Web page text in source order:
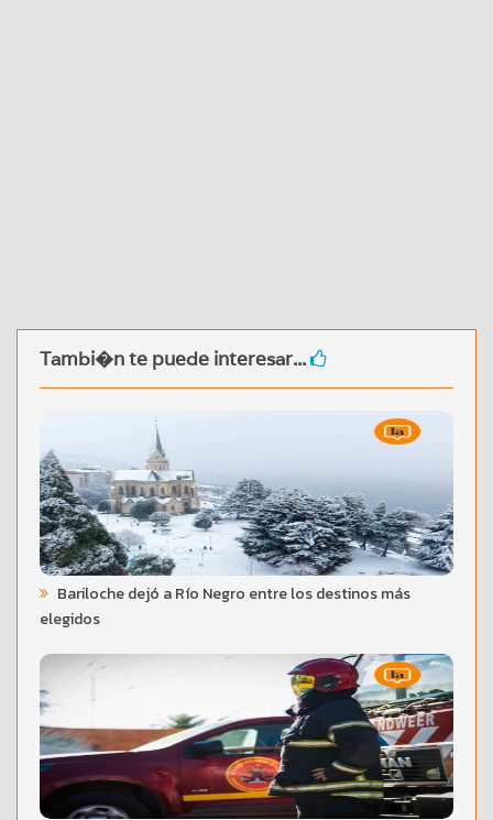
Tambi�n te puede interesar...
Bariloche dejó a Río Negro entre los destinos más
elegidos